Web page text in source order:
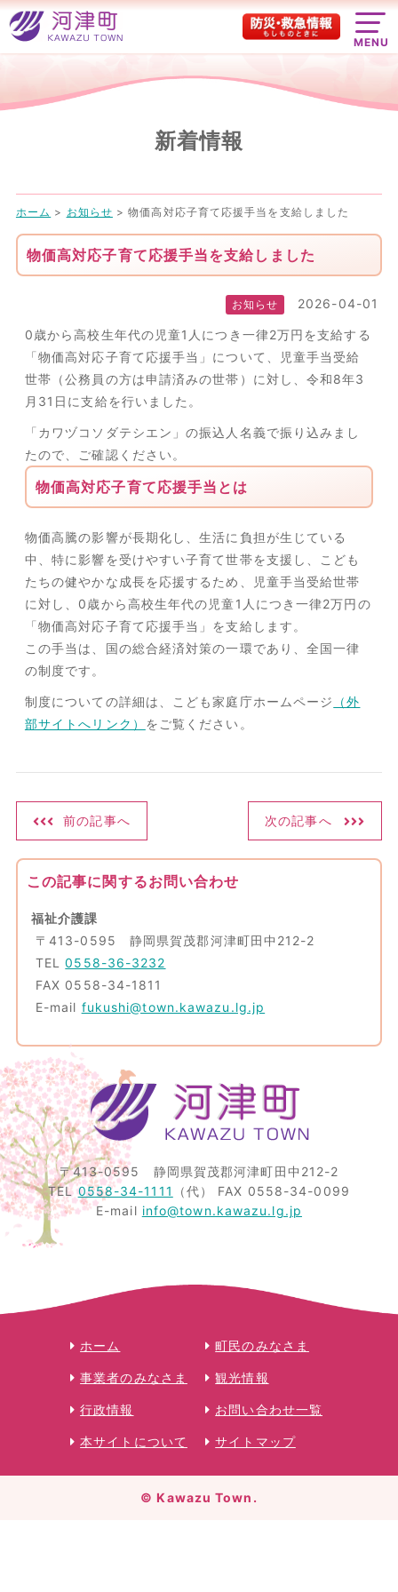
MENU
新着情報
ホーム > お知らせ >物価高対応子育て応援手当を支給しました
物価高対応子育て応援手当を支給しました
お知らせ 2026-04-01
0歳から高校生年代の児童1人につき一律2万円を支給する
「物価高対応子育て応援手当」について、児童手当受給
世帯（公務員の方は申請済みの世帯）に対し、令和8年3
月31日に支給を行いました。
「カワヅコソダテシエン」の振込人名義で振り込みまし
たので、ご確認ください。
物価高対応子育て応援手当とは
物価高騰の影響が長期化し、生活に負担が生じている
中、特に影響を受けやすい子育て世帯を支援し、こども
たちの健やかな成長を応援するため、児童手当受給世帯
に対し、0歳から高校生年代の児童1人につき一律2万円の
「物価高対応子育て応援手当」を支給します。
この手当は、国の総合経済対策の一環であり、全国一律
の制度です。
制度についての詳細は、こども家庭庁ホームページ
（外
部サイトへリンク） をご覧ください。
前の記事へ 次の記事へ
この記事に関するお問い合わせ
福祉介護課
〒413-0595 静岡県賀茂郡河津町田中212-2
TEL0558-36-3232
FAX 0558-34-1811
E-mail fukushi@town.kawazu.lg.jp
〒413-0595 静岡県賀茂郡河津町田中212-2
TEL0558-34-1111 （代） FAX 0558-34-0099
E-mail info@town.kawazu.lg.jp
ホーム 町民のみなさま
事業者のみなさま 観光情報
行政情報 お問い合わせ一覧
本サイトについて サイトマップ
© Kawazu Town.